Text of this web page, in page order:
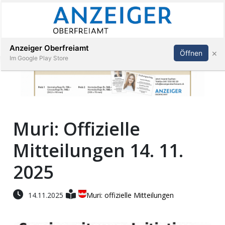
Veranstaltungen
Stellen
Paper
App
Abonnieren Anmelden
Muri: Offizielle
Mitteilungen 14. 11.
2025
14.11.2025 Muri: offizielle Mitteilungen
Anzeiger Oberfreiamt
Im Google Play Store
Öffnen ×